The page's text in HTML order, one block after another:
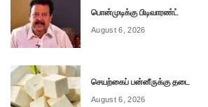
பொன்முடிக்கு பிடிவாரண்ட்
August 6, 2026
செயற்கைப் பன்னீருக்கு தடை
August 6, 2026